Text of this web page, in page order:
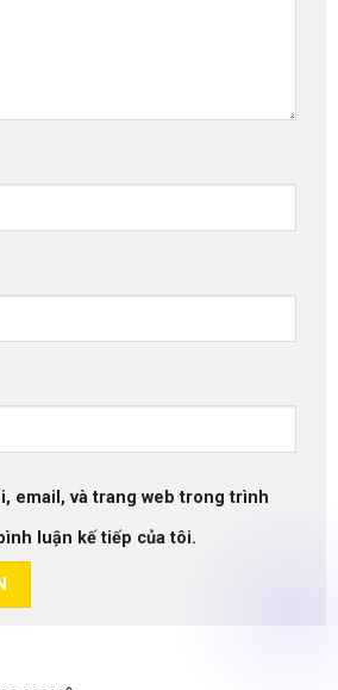
email, và trang web trong trình
luận kế tiếp của tôi.